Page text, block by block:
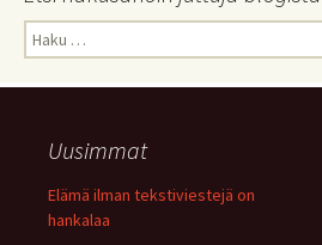
Haku:
Uusimmat
Elämä ilman tekstiviestejä on
hankalaa